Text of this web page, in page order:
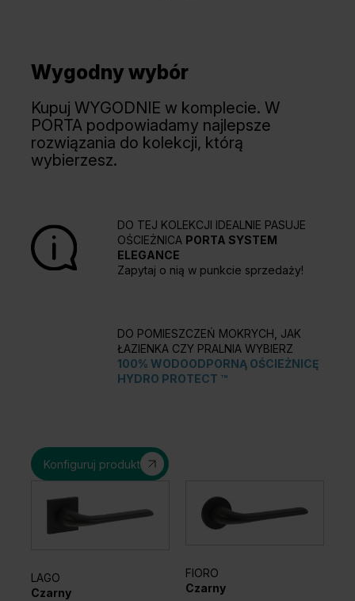
Wygodny wybór
Kupuj WYGODNIE w komplecie. W
PORTA podpowiadamy najlepsze
rozwiązania do kolekcji, którą
wybierzesz.
DO TEJ KOLEKCJI IDEALNIE PASUJE
OŚCIEŻNICA PORTA SYSTEM
ELEGANCE
Zapytaj o nią w punkcie sprzedaży!
DO POMIESZCZEŃ MOKRYCH, JAK
ŁAZIENKA CZY PRALNIA WYBIERZ
100% WODOODPORNĄ OŚCIEŻNICĘ
HYDRO PROTECT ™
Konfiguruj produkt
LAGO
Czarny
FIORO
Czarny